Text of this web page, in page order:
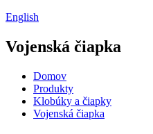
English
Vojenská čiapka
Domov
Produkty
Klobúky a čiapky
Vojenská čiapka